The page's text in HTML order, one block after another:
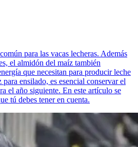
para las vacas lecheras. Además
el almidón del maíz también
que necesitan para producir leche
ensilado, es esencial conservar el
el año siguiente. En este artículo se
tú debes tener en cuenta.